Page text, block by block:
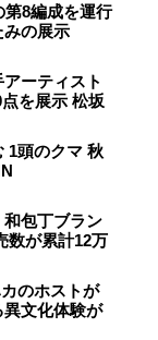
第8編成を運行
みの展示
ーティスト
を展示 松坂
1頭のクマ 秋
包丁ブラン
数が累計12万
のホストが
文化体験が